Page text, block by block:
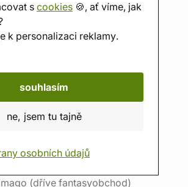
scookies 🍪, ať víme, jak
k personalizaci reklamy.
souhlasím
ne, jsem tu tajně
osobních údajů
(dříve fantasyobchod)